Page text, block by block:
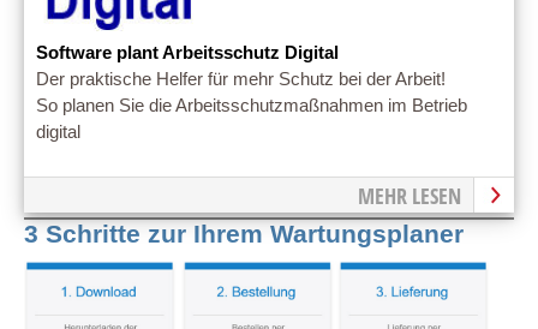
Software plant Arbeitsschutz Digital
Der praktische Helfer für mehr Schutz bei der Arbeit!
So planen Sie die Arbeitsschutzmaßnahmen im Betrieb
digital
MEHR LESEN
3 Schritte zur Ihrem Wartungsplaner